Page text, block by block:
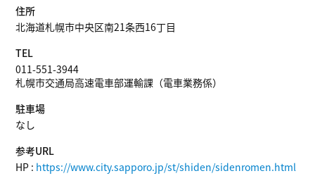
住所
北海道札幌市中央区南21条西16丁目
TEL
011-551-3944
札幌市交通局高速電車部運輸課（電車業務係）
駐車場
なし
参考URL
HP : https://www.city.sapporo.jp/st/shiden/sidenromen.html